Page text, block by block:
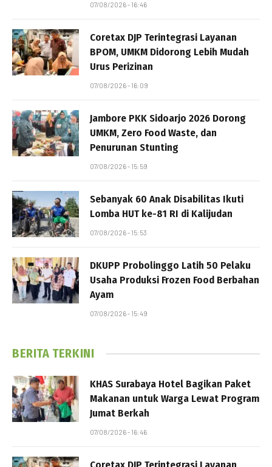
07/08/2026 - 16:46
Coretax DJP Terintegrasi Layanan
BPOM, UMKM Didorong Lebih Mudah
Urus Perizinan
07/08/2026 - 16:09
Jambore PKK Sidoarjo 2026 Dorong
UMKM, Zero Food Waste, dan
Penurunan Stunting
07/08/2026 - 15:59
Sebanyak 60 Anak Disabilitas Ikuti
Lomba HUT ke-81 RI di Kalijudan
07/08/2026 - 15:53
DKUPP Probolinggo Latih 50 Pelaku
Usaha Produksi Frozen Food Berbahan
Ayam
07/08/2026 - 15:49
BERITA TERKINI
KHAS Surabaya Hotel Bagikan Paket
Makanan untuk Warga Lewat Program
Jumat Berkah
07/08/2026 - 16:46